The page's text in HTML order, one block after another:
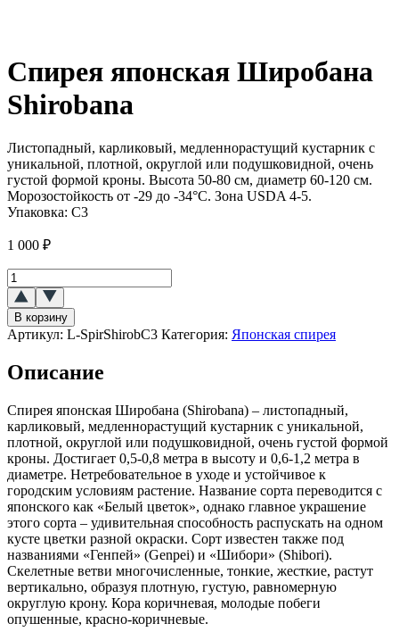
Спирея японская Широбана
Shirobana
Листопадный, карликовый, медленнорастущий кустарник с
уникальной, плотной, округлой или подушковидной, очень
густой формой кроны. Высота 50-80 см, диаметр 60-120 см.
Морозостойкость от -29 до -34°C. Зона USDA 4-5.
Упаковка: C3
1 000 ₽
Количество
товара
Спирея
японская
Широбана
В корзину
Артикул: L-SpirShirobC3 Категория: Японская спирея
Описание
Спирея японская Широбана (Shirobana) – листопадный,
карликовый, медленнорастущий кустарник с уникальной,
плотной, округлой или подушковидной, очень густой формой
кроны. Достигает 0,5-0,8 метра в высоту и 0,6-1,2 метра в
диаметре. Нетребовательное в уходе и устойчивое к
городским условиям растение. Название сорта переводится с
японского как «Белый цветок», однако главное украшение
этого сорта – удивительная способность распускать на одном
кусте цветки разной окраски. Сорт известен также под
названиями «Генпей» (Genpei) и «Шибори» (Shibori).
Скелетные ветви многочисленные, тонкие, жесткие, растут
вертикально, образуя плотную, густую, равномерную
округлую крону. Кора коричневая, молодые побеги
опушенные, красно-коричневые.